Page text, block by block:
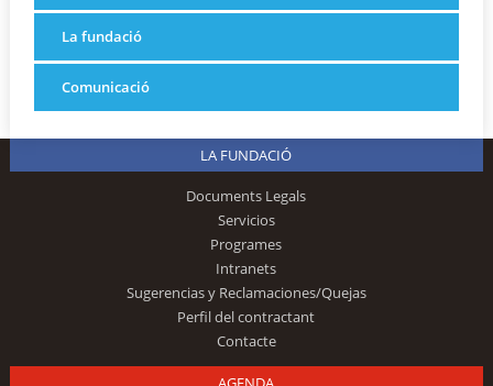
La fundació
Comunicació
LA FUNDACIÓ
Documents Legals
Servicios
Programes
Intranets
Sugerencias y Reclamaciones/Quejas
Perfil del contractant
Contacte